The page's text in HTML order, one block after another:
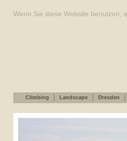
Wenn Sie diese Website benutzen,
Climbing Landscape Dresden